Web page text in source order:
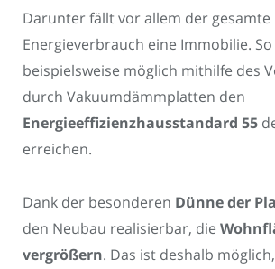
Darunter fällt vor allem der gesamte
Energieverbrauch eine Immobilie. So
beispielsweise möglich mithilfe des
durch Vakuumdämmplatten den
Energieeffizienzhausstandard 55
erreichen.
Dank der besonderen Dünne der
den Neubau realisierbar, die
vergrößern. Das ist deshalb